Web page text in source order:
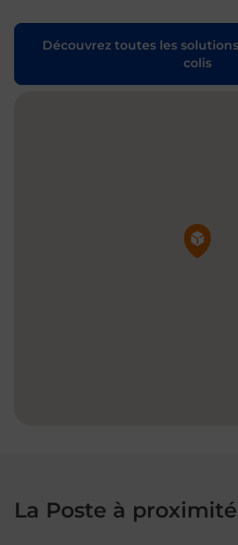
Découvrez toutes les
colis
Pin de la
La Poste à proximité